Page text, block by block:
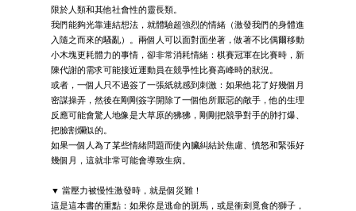
限於人類和其他社會性的靈長類。
我們能夠光靠連結想法，就體驗超強烈的情緒（激發我們的身體進
入隨之而來的騷亂）。兩個人可以面對面坐著，做著不比偶爾移動
小木塊更耗體力的事情，卻非常消耗情緒：棋賽冠軍在比賽時，新
陳代謝的需求可能接近運動員在競爭性比賽高峰時的狀況。
或者，一個人只不過簽了一張紙就感到刺激：如果他花了好幾個月
密謀操弄，然後在剛剛簽字開除了一個他所厭惡的敵手，他的生理
反應可能會驚人地像是大草原的狒狒，剛剛把競爭對手的肺打爆、
把臉割爛似的。
如果一個人為了某些情緒問題而使內臟糾結於焦慮、憤怒和緊張好
幾個月，這就非常可能會導致生病。
▼ 當壓力被慢性激發時，就是個災難！
這是這本書的重點：如果你是逃命的斑馬，或是衝刺覓食的獅子，